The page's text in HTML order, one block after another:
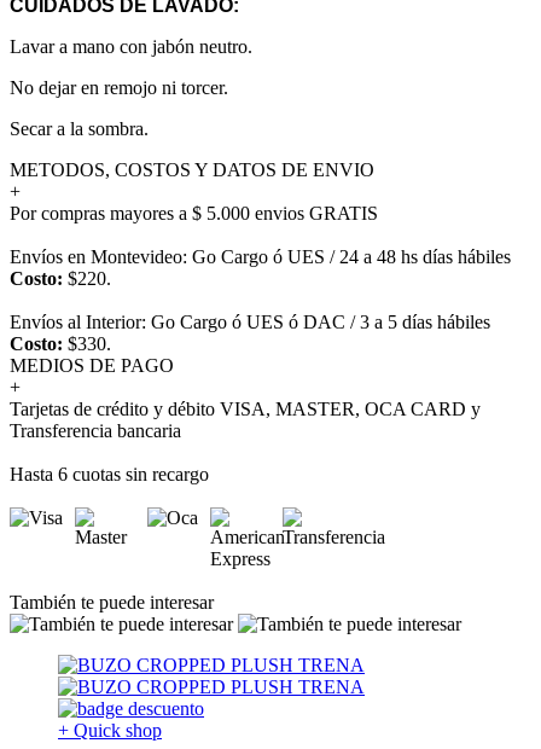
CUIDADOS DE LAVADO:
Lavar a mano con jabón neutro.
No dejar en remojo ni torcer.
Secar a la sombra.
METODOS, COSTOS Y DATOS DE ENVIO
+
Por compras mayores a $ 5.000 envios GRATIS
Envíos en Montevideo: Go Cargo ó UES / 24 a 48 hs días hábiles
Costo: $220.
Envíos al Interior: Go Cargo ó UES ó DAC / 3 a 5 días hábiles
Costo: $330.
MEDIOS DE PAGO
+
Tarjetas de crédito y débito VISA, MASTER, OCA CARD y
Transferencia bancaria
Hasta 6 cuotas sin recargo
También te puede interesar
+ Quick shop